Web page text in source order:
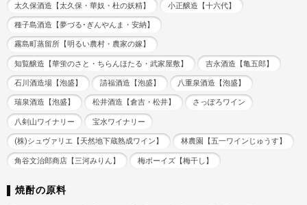
太久保酒造【太久保・華奴・杜の妖精】 小正醸造【十六代】
種子島酒造【夢づる･ぎんやんま・安納】
霧島町蒸留所【明るい農村・農家の嫁】
知覧醸造【華蛍のさと・ちらんほたる・武家屋敷】 吉永酒造【亀五郎】
石川酒造場【泡盛】 請福酒造【泡盛】 八重泉酒造【泡盛】
瑞泉酒造【泡盛】 松井酒造【倉吉・松井】 さっぽろワイン
八剣山ワイナリー 宝水ワイナリー
(株)シュヴァリエ【天然地下蔵熟成ワイン】 林農園【五一ワインじゅうす】
角谷文治郎商店【三河みりん】 梅ボーイズ【梅干し】
焼酎の原料